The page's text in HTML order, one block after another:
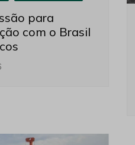
para
com o Brasil